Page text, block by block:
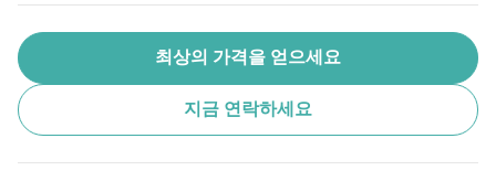
최상의 가격을 얻으세요
지금 연락하세요